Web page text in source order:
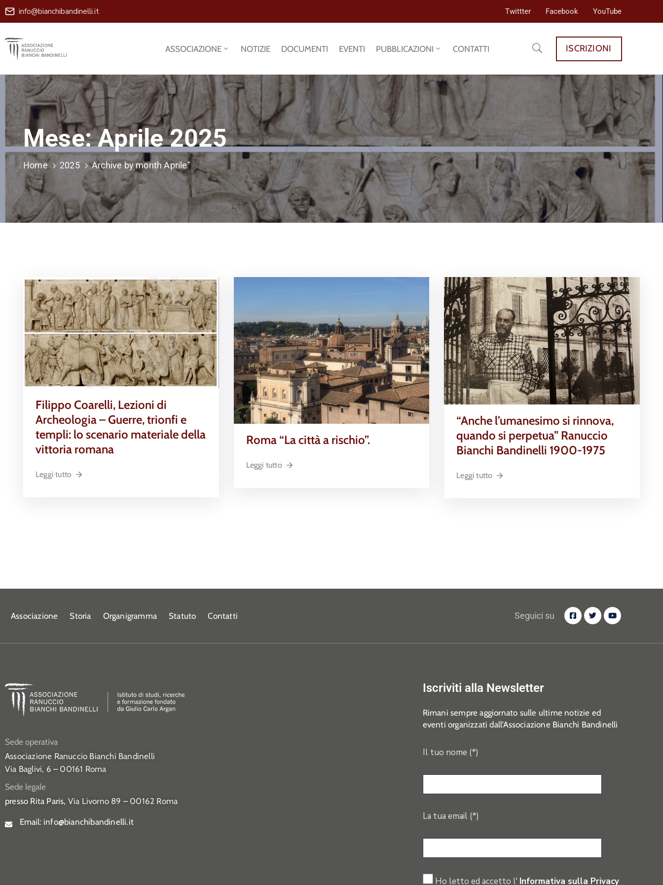
info@bianchibandinelli.it Twittter Facebook YouTube
ASSOCIAZIONE NOTIZIE DOCUMENTI EVENTI PUBBLICAZIONI CONTATTI ISCRIZIONI
Mese:Aprile 2025
Home 2025 Archive by month Aprile"
Filippo Coarelli, Lezioni di
Archeologia – Guerre, trionfi e
templi: lo scenario materiale della
vittoria romana
Leggi tutto
Roma “La città a rischio”.
Leggi tutto
“Anche l’umanesimo si rinnova,
quando si perpetua” Ranuccio
Bianchi Bandinelli 1900-1975
Leggi tutto
Associazione Storia Organigramma Statuto Contatti Seguici su
Sede operativa
Associazione Ranuccio Bianchi Bandinelli
Via Baglivi, 6 – 00161 Roma
Sede legale
presso Rita Paris, Via Livorno 89 – 00162 Roma
Email: info@bianchibandinelli.it
Iscriviti alla Newsletter
Rimani sempre aggiornato sulle ultime notizie ed
eventi organizzati dall’Associazione Bianchi Bandinelli
Il tuo nome (*)
La tua email (*)
Ho letto ed accetto l' Informativa sulla Privacy